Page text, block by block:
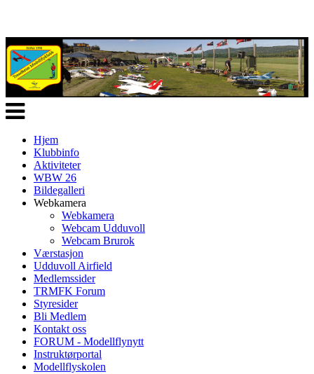
Veksle
navigasjon
Hjem
Klubbinfo
Aktiviteter
WBW 26
Bildegalleri
Webkamera
Webkamera
Webcam Udduvoll
Webcam Brurok
Værstasjon
Udduvoll Airfield
Medlemssider
TRMFK Forum
Styresider
Bli Medlem
Kontakt oss
FORUM - Modellflynytt
Instruktørportal
Modellflyskolen